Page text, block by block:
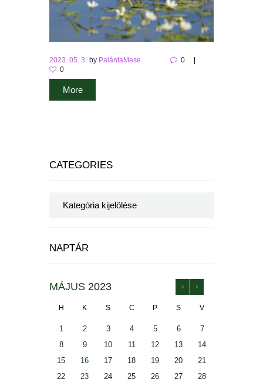
2023. 05. 3. by PalántaMese
0
0
More
CATEGORIES
NAPTÁR
MÁJUS 2023
H K S C P S V
1 2 3 4 5 6
7
8
9 10 11 12 13
14
15
16 17 18 19 20
21
22
23 24 25 26 27
28